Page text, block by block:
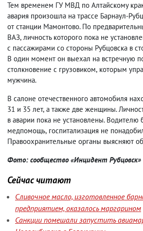
Тем временем ГУ МВД по Алтайскому
авария произошла на трассе Барнаул-
от станции Мамонтово. По
ВАЗ, личность которого пока не
с пассажирами со стороны Рубцовска в
В один момент он выехал на встречную
столкновение с грузовиком, которым
мужчина.
В салоне отечественного автомобиля
31 и 35 лет, а также две женщины.
в аварии пока не установлены. Водителю
медпомощь, госпитализация не
Правоохранительные органы выясняют
Фото: сообщество «Инцидент
Сейчас читают
Сливочное масло, изготовленное
предприятием, оказалось маргарином
Санкции помешали запустить